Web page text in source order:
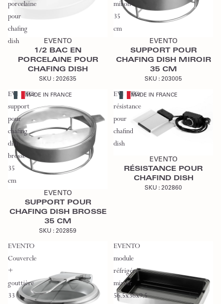
porcelaine
pour
chafing
dish
Ajouter au devis
EVENTO
1/2 BAC EN
PORCELAINE POUR
CHAFING DISH
SKU : 202635
miroir
35
cm
Ajouter au devis
EVENTO
SUPPORT POUR
CHAFING DISH MIROIR
35 CM
SKU : 203005
EVENTO
support
pour
chafing
dish
brosse
35
cm
MADE IN FRANCE
Ajouter au devis
EVENTO
SUPPORT POUR
CHAFING DISH BROSSE
35 CM
SKU : 202859
EVENTO
résistance
pour
chafind
dish
MADE IN FRANCE
Ajouter au devis
EVENTO
RÉSISTANCE POUR
CHAFIND DISH
SKU : 202860
EVENTO
Couvercle
+
gouttière
33
EVENTO
module
réfrigéré
miroir
56.5x36x9.5